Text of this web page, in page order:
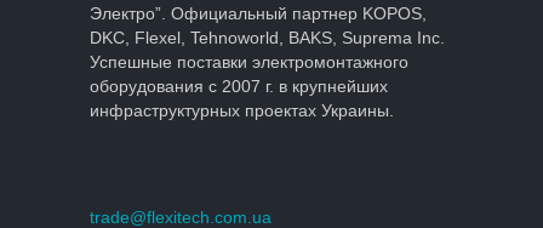
Электро”. Официальный партнер KOPOS,
DKC, Flexel, Tehnoworld, BAKS, Suprema Inc.
Успешные поставки электромонтажного
оборудования с 2007 г. в крупнейших
инфраструктурных проектах Украины.
trade@flexitech.com.ua